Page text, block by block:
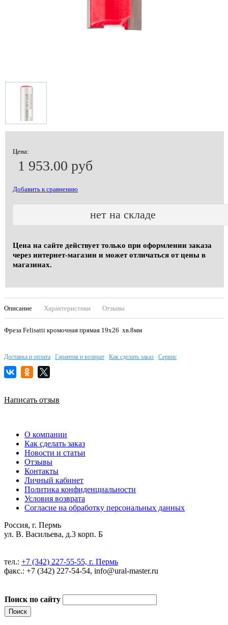
Цена:
1 953.00 руб
Добавить к сравнению
нет на складе
Цена на сайте действует только при оформлении заказа
через интернет-магазин и может отличаться от цены в
магазинах.
Описание Характеристики Отзывы
Фреза Felisatti кромочная прямая 19х26 хв.8мм
Доставка и оплата Гарантия и возврат Как сделать заказ Сервис
Написать отзыв
О компании
Как сделать заказ
Новости и статьи
Отзывы
Контакты
Личный кабинет
Политика конфиденциальности
Условия возврата
Согласие на обработку персональных данных
Россия, г. Пермь
ул. В. Васильева, д.3 корп. Б
тел.: +7 (342) 227-55-55, г. Пермь
факс.: +7 (342) 227-54-54, info@ural-master.ru
Поиск по сайту